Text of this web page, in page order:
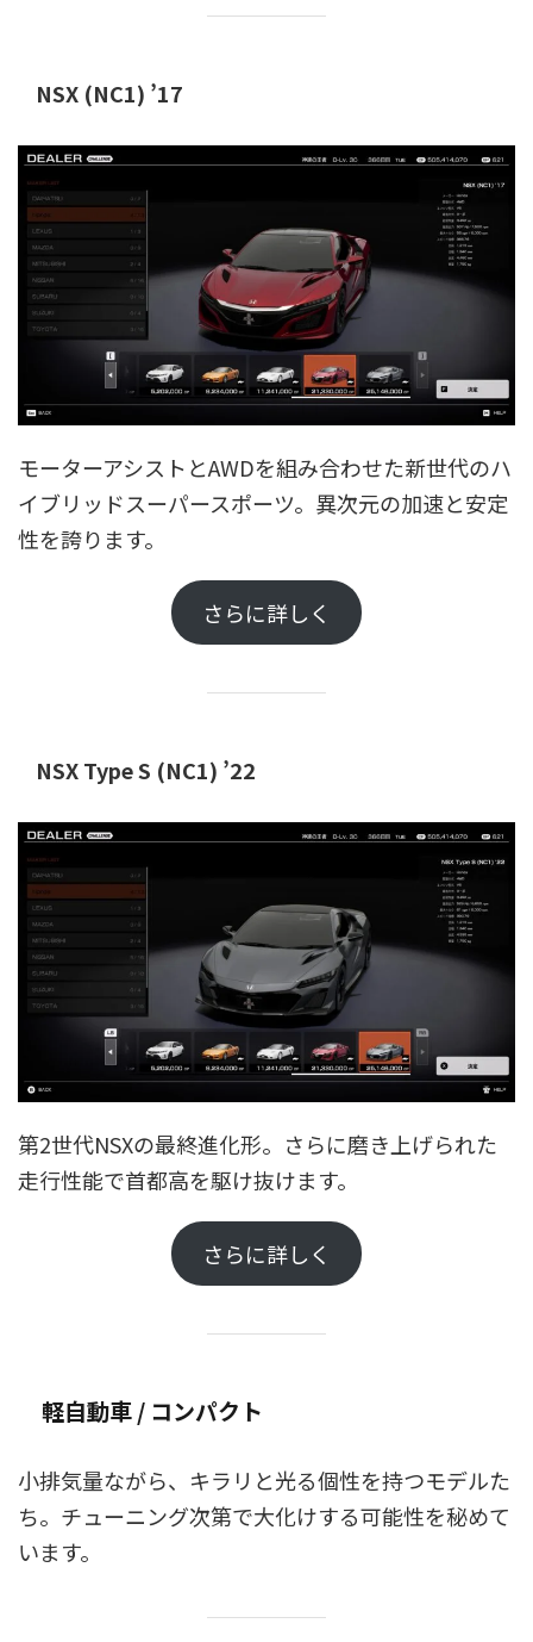
NSX (NC1) ’17
モーターアシストとAWDを組み合わせた新世代のハ
イブリッドスーパースポーツ。異次元の加速と安定
性を誇ります。
さらに詳しく
NSX Type S (NC1) ’22
第2世代NSXの最終進化形。さらに磨き上げられた
走行性能で首都高を駆け抜けます。
さらに詳しく
軽自動車 / コンパクト
小排気量ながら、キラリと光る個性を持つモデルた
ち。チューニング次第で大化けする可能性を秘めて
います。